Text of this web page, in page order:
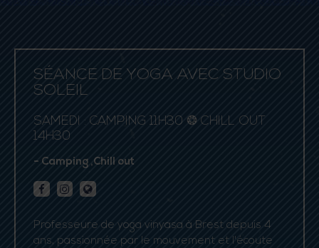
SÉANCE DE YOGA AVEC STUDIO
SOLEIL
SAMEDI : CAMPING 11H30 ❂ CHILL OUT
14H30
- Camping ,Chill out
Professeure de yoga vinyasa à Brest depuis 4
ans, passionnée par le mouvement et l'écoute